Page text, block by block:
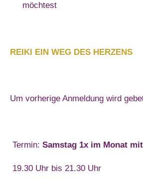
möchtest
REIKI EIN WEG DES HERZENS
Um vorherige Anmeldung wird
Termin: Samstag 1x im Monat
19.30 Uhr bis 21.30 Uhr